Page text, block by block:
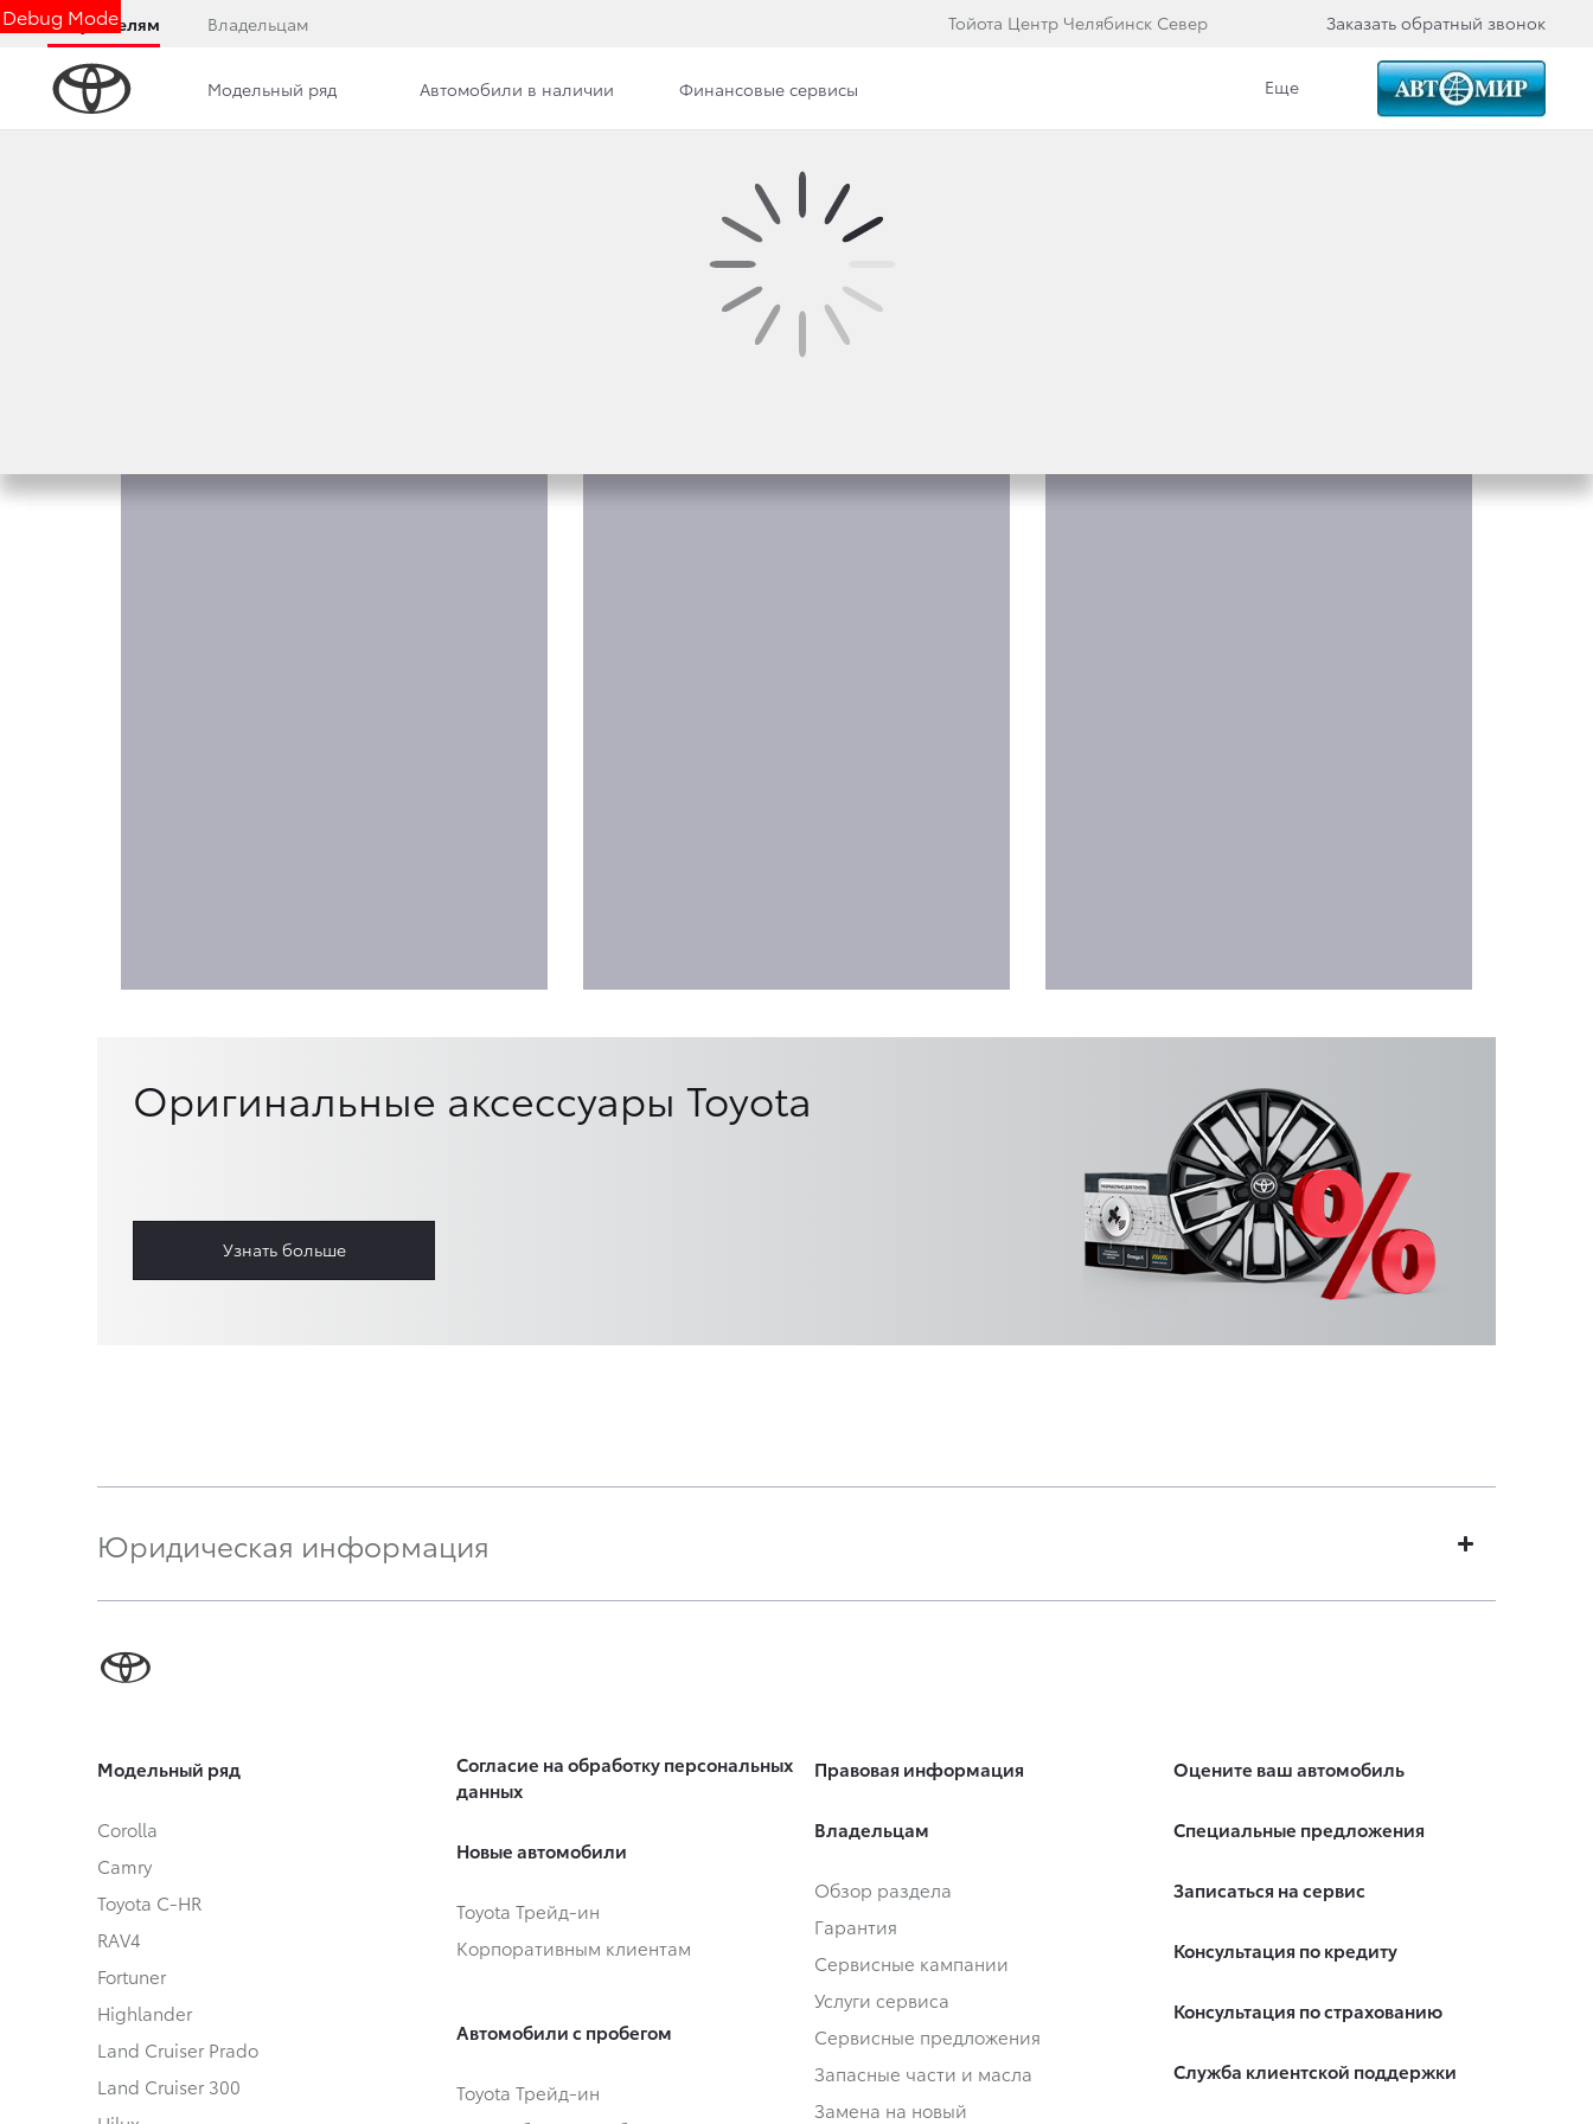
Debug Mode
Покупателям Владельцам Тойота Центр Челябинск Север Заказать обратный звонок
Модельный ряд Автомобили в наличии Финансовые сервисы Еще
КОМПЛЕКТАЦИИ TOYOTA C-HR
Оригинальные аксессуары Toyota
Узнать больше
Юридическая информация
Модельный ряд
Corolla
Camry
Toyota C-HR
RAV4
Fortuner
Highlander
Land Cruiser Prado
Land Cruiser 300
Согласие на обработку персональных
данных
Новые автомобили
Toyota Трейд-ин
Корпоративным клиентам
Автомобили с пробегом
Toyota Трейд-ин
Правовая информация
Владельцам
Обзор раздела
Гарантия
Сервисные кампании
Услуги сервиса
Сервисные предложения
Запасные части и масла
Замена на новый
Оцените ваш автомобиль
Специальные предложения
Записаться на сервис
Консультация по кредиту
Консультация по страхованию
Служба клиентской поддержки